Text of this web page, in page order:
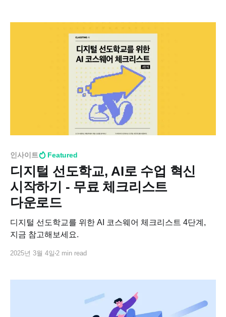
인사이트 Featured
디지털 선도학교, AI로 수업 혁신
시작하기 - 무료 체크리스트
다운로드
디지털 선도학교를 위한 AI 코스웨어 체크리스트 4단계,
지금 참고해보세요.
2025년 3월 4일 2 min read